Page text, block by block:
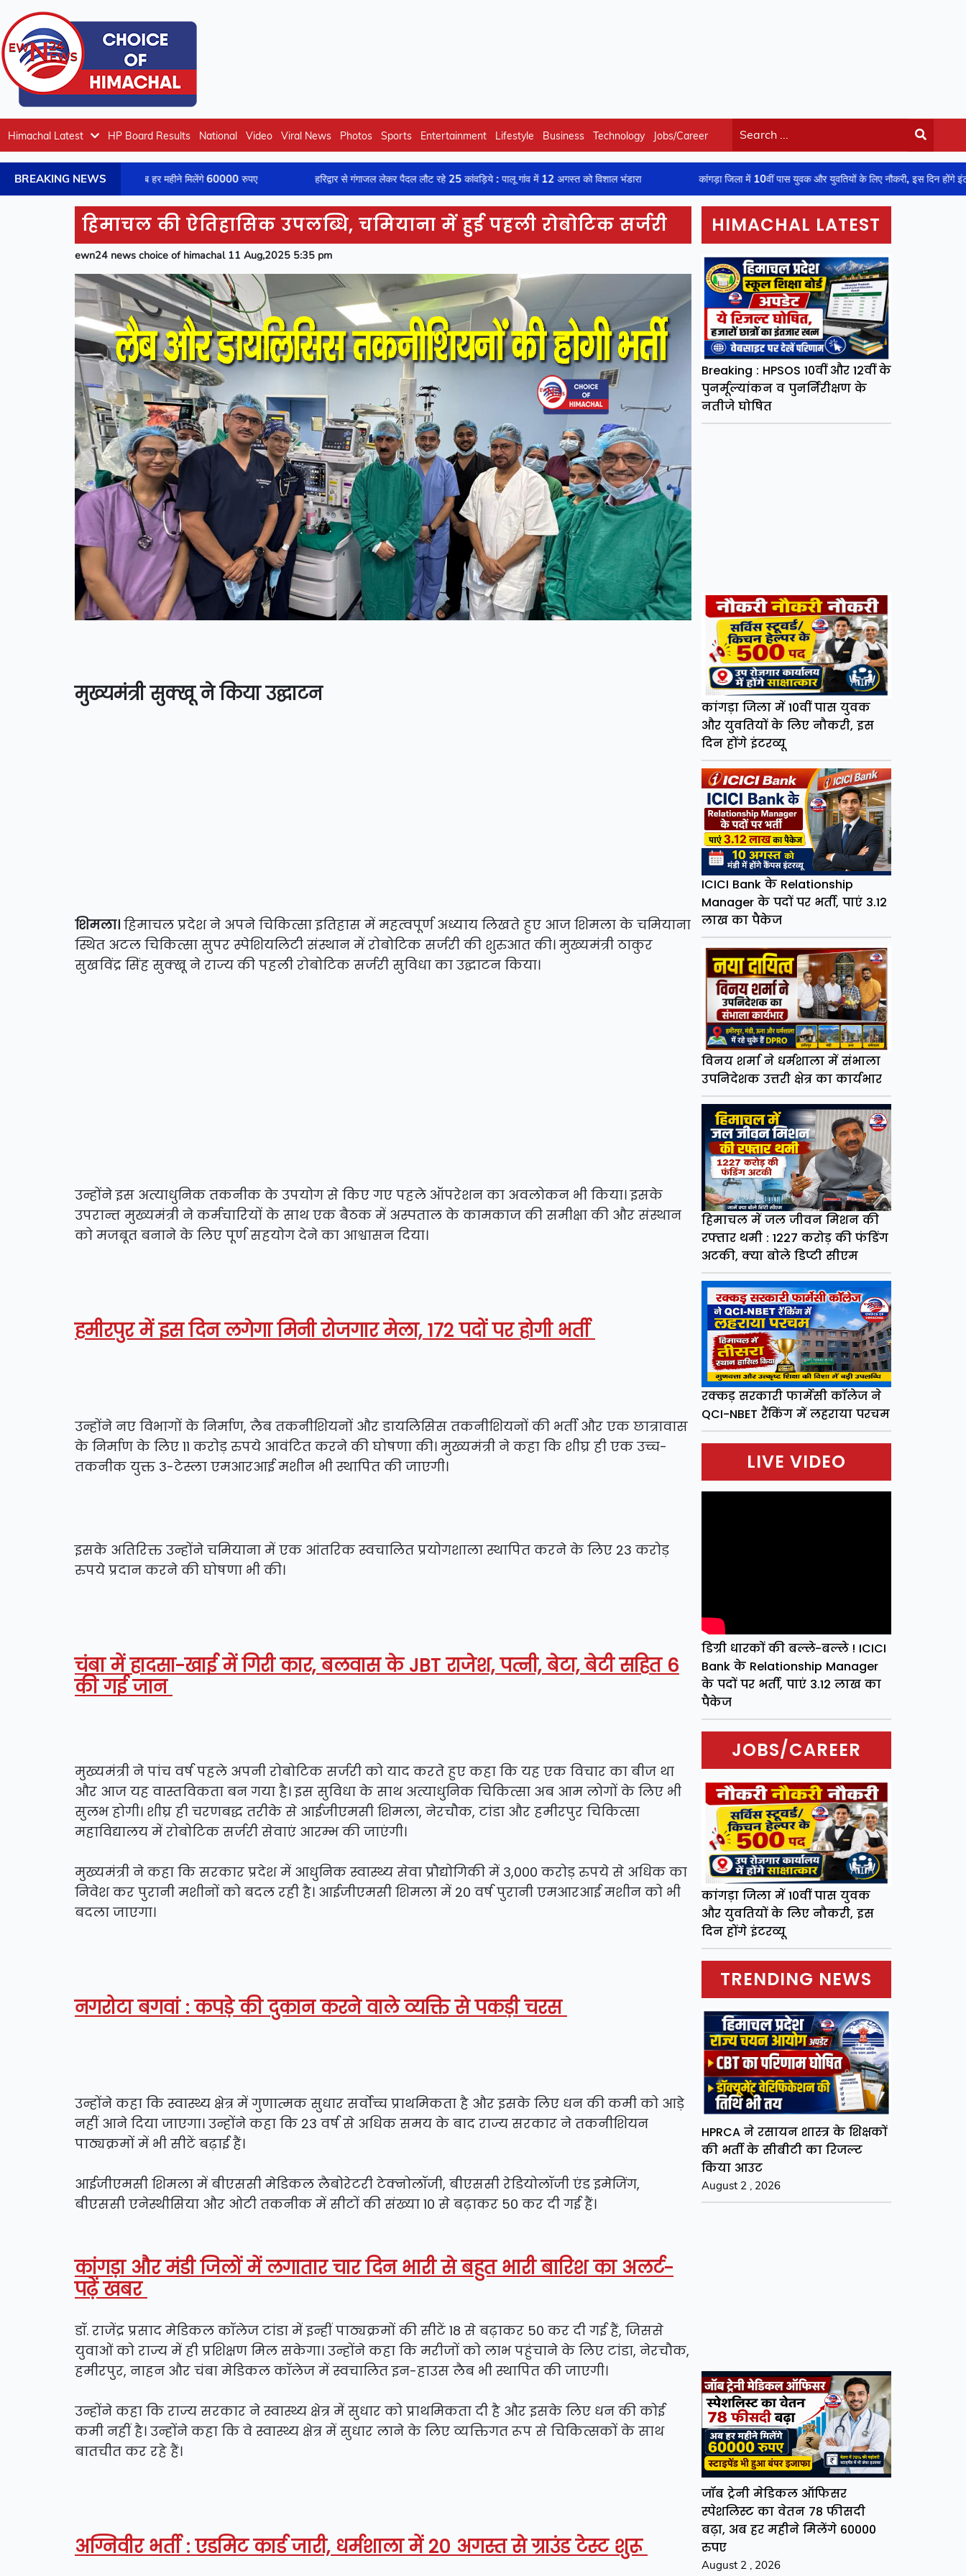
Himachal Latest HP Board Results National Video Viral News Photos Sports Entertainment Lifestyle Business Technology Jobs/Career
BREAKING NEWS
78 फीसदी बढ़ा, अब हर महीने मिलेंगे 60000 रुपए हरिद्वार से गंगाजल लेकर पैदल लौट रहे 25 कांवड़िये : पालू गांव में 12 अगस्त को विशाल भंडारा कांगड़ा जिला में 10वीं पास युवक और युवतियों के लिए नौकरी, इस दिन होंगे इंटरव्यू
हिमाचल की ऐतिहासिक उपलब्धि, चमियाना में हुई पहली रोबोटिक सर्जरी
ewn24 news choice of himachal 11 Aug,2025 5:35 pm
मुख्यमंत्री सुक्खू ने किया उद्घाटन
शिमला। हिमाचल प्रदेश ने अपने चिकित्सा इतिहास में महत्वपूर्ण अध्याय लिखते हुए आज शिमला के चमियाना
स्थित अटल चिकित्सा सुपर स्पेशियलिटी संस्थान में रोबोटिक सर्जरी की शुरुआत की। मुख्यमंत्री ठाकुर
सुखविंद्र सिंह सुक्खू ने राज्य की पहली रोबोटिक सर्जरी सुविधा का उद्घाटन किया।
उन्होंने इस अत्याधुनिक तकनीक के उपयोग से किए गए पहले ऑपरेशन का अवलोकन भी किया। इसके
उपरान्त मुख्यमंत्री ने कर्मचारियों के साथ एक बैठक में अस्पताल के कामकाज की समीक्षा की और संस्थान
को मजबूत बनाने के लिए पूर्ण सहयोग देने का आश्वासन दिया।
हमीरपुर में इस दिन लगेगा मिनी रोजगार मेला, 172 पदों पर होगी भर्ती
उन्होंने नए विभागों के निर्माण, लैब तकनीशियनों और डायलिसिस तकनीशियनों की भर्ती और एक छात्रावास
के निर्माण के लिए 11 करोड़ रुपये आवंटित करने की घोषणा की। मुख्यमंत्री ने कहा कि शीघ्र ही एक उच्च-
तकनीक युक्त 3-टेस्ला एमआरआई मशीन भी स्थापित की जाएगी।
इसके अतिरिक्त उन्होंने चमियाना में एक आंतरिक स्वचालित प्रयोगशाला स्थापित करने के लिए 23 करोड़
रुपये प्रदान करने की घोषणा भी की।
चंबा में हादसा-खाई में गिरी कार, बलवास के JBT राजेश, पत्नी, बेटा, बेटी सहित 6
की गई जान
मुख्यमंत्री ने पांच वर्ष पहले अपनी रोबोटिक सर्जरी को याद करते हुए कहा कि यह एक विचार का बीज था
और आज यह वास्तविकता बन गया है। इस सुविधा के साथ अत्याधुनिक चिकित्सा अब आम लोगों के लिए भी
सुलभ होगी। शीघ्र ही चरणबद्ध तरीके से आईजीएमसी शिमला, नेरचौक, टांडा और हमीरपुर चिकित्सा
महाविद्यालय में रोबोटिक सर्जरी सेवाएं आरम्भ की जाएंगी।
मुख्यमंत्री ने कहा कि सरकार प्रदेश में आधुनिक स्वास्थ्य सेवा प्रौद्योगिकी में 3,000 करोड़ रुपये से अधिक का
निवेश कर पुरानी मशीनों को बदल रही है। आईजीएमसी शिमला में 20 वर्ष पुरानी एमआरआई मशीन को भी
बदला जाएगा।
नगरोटा बगवां : कपड़े की दुकान करने वाले व्यक्ति से पकड़ी चरस
उन्होंने कहा कि स्वास्थ्य क्षेत्र में गुणात्मक सुधार सर्वोच्च प्राथमिकता है और इसके लिए धन की कमी को आड़े
नहीं आने दिया जाएगा। उन्होंने कहा कि 23 वर्ष से अधिक समय के बाद राज्य सरकार ने तकनीशियन
पाठ्यक्रमों में भी सीटें बढ़ाई हैं।
आईजीएमसी शिमला में बीएससी मेडिकल लैबोरेटरी टेक्नोलॉजी, बीएससी रेडियोलॉजी एंड इमेजिंग,
बीएससी एनेस्थीसिया और ओटी तकनीक में सीटों की संख्या 10 से बढ़ाकर 50 कर दी गई हैं।
कांगड़ा और मंडी जिलों में लगातार चार दिन भारी से बहुत भारी बारिश का अलर्ट-
पढ़ें खबर
डॉ. राजेंद्र प्रसाद मेडिकल कॉलेज टांडा में इन्हीं पाठ्यक्रमों की सीटें 18 से बढ़ाकर 50 कर दी गई हैं, जिससे
युवाओं को राज्य में ही प्रशिक्षण मिल सकेगा। उन्होंने कहा कि मरीजों को लाभ पहुंचाने के लिए टांडा, नेरचौक,
हमीरपुर, नाहन और चंबा मेडिकल कॉलेज में स्वचालित इन-हाउस लैब भी स्थापित की जाएगी।
उन्होंने कहा कि राज्य सरकार ने स्वास्थ्य क्षेत्र में सुधार को प्राथमिकता दी है और इसके लिए धन की कोई
कमी नहीं है। उन्होंने कहा कि वे स्वास्थ्य क्षेत्र में सुधार लाने के लिए व्यक्तिगत रूप से चिकित्सकों के साथ
बातचीत कर रहे हैं।
अग्निवीर भर्ती : एडमिट कार्ड जारी, धर्मशाला में 20 अगस्त से ग्राउंड टेस्ट शुरू
HIMACHAL LATEST
Breaking : HPSOS 10वीं और 12वीं के
पुनर्मूल्यांकन व पुनर्निरीक्षण के
नतीजे घोषित
कांगड़ा जिला में 10वीं पास युवक
और युवतियों के लिए नौकरी, इस
दिन होंगे इंटरव्यू
ICICI Bank के Relationship
Manager के पदों पर भर्ती, पाएं 3.12
लाख का पैकेज
विनय शर्मा ने धर्मशाला में संभाला
उपनिदेशक उत्तरी क्षेत्र का कार्यभार
हिमाचल में जल जीवन मिशन की
रफ्तार थमी : 1227 करोड़ की फंडिंग
अटकी, क्या बोले डिप्टी सीएम
रक्कड़ सरकारी फार्मेसी कॉलेज ने
QCI-NBET रैंकिंग में लहराया परचम
LIVE VIDEO
डिग्री धारकों की बल्ले-बल्ले ! ICICI
Bank के Relationship Manager
के पदों पर भर्ती, पाएं 3.12 लाख का
पैकेज
JOBS/CAREER
कांगड़ा जिला में 10वीं पास युवक
और युवतियों के लिए नौकरी, इस
दिन होंगे इंटरव्यू
TRENDING NEWS
HPRCA ने रसायन शास्त्र के शिक्षकों
की भर्ती के सीबीटी का रिजल्ट
किया आउट
August 2 , 2026
जॉब ट्रेनी मेडिकल ऑफिसर
स्पेशलिस्ट का वेतन 78 फीसदी
बढ़ा, अब हर महीने मिलेंगे 60000
रुपए
August 2 , 2026